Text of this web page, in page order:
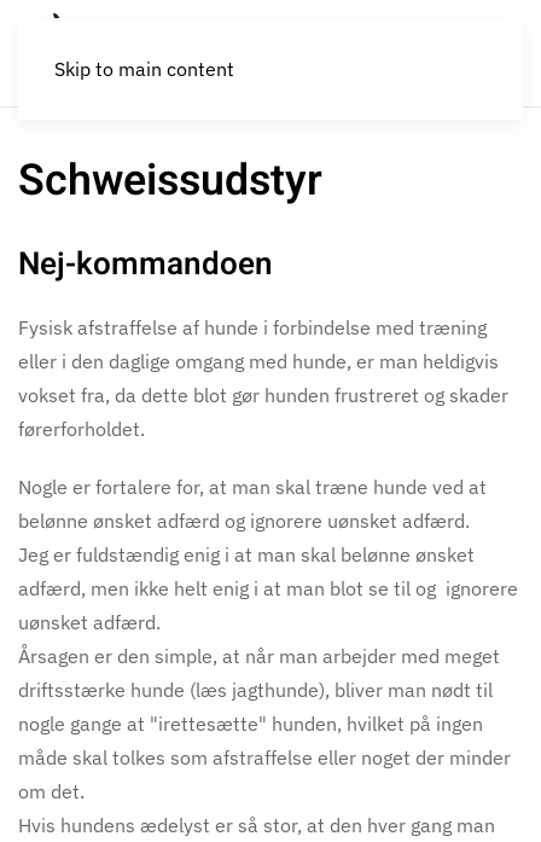
Skip to main content
Schweissudstyr
Nej-kommandoen
Fysisk afstraffelse af hunde i forbindelse med træning
eller i den daglige omgang med hunde, er man heldigvis
vokset fra, da dette blot gør hunden frustreret og skader
førerforholdet.
Nogle er fortalere for, at man skal træne hunde ved at
belønne ønsket adfærd og ignorere uønsket adfærd.
Jeg er fuldstændig enig i at man skal belønne ønsket
adfærd, men ikke helt enig i at man blot se til og ignorere
uønsket adfærd.
Årsagen er den simple, at når man arbejder med meget
driftsstærke hunde (læs jagthunde), bliver man nødt til
nogle gange at "irettesætte" hunden, hvilket på ingen
måde skal tolkes som afstraffelse eller noget der minder
om det.
Hvis hundens ædelyst er så stor, at den hver gang man